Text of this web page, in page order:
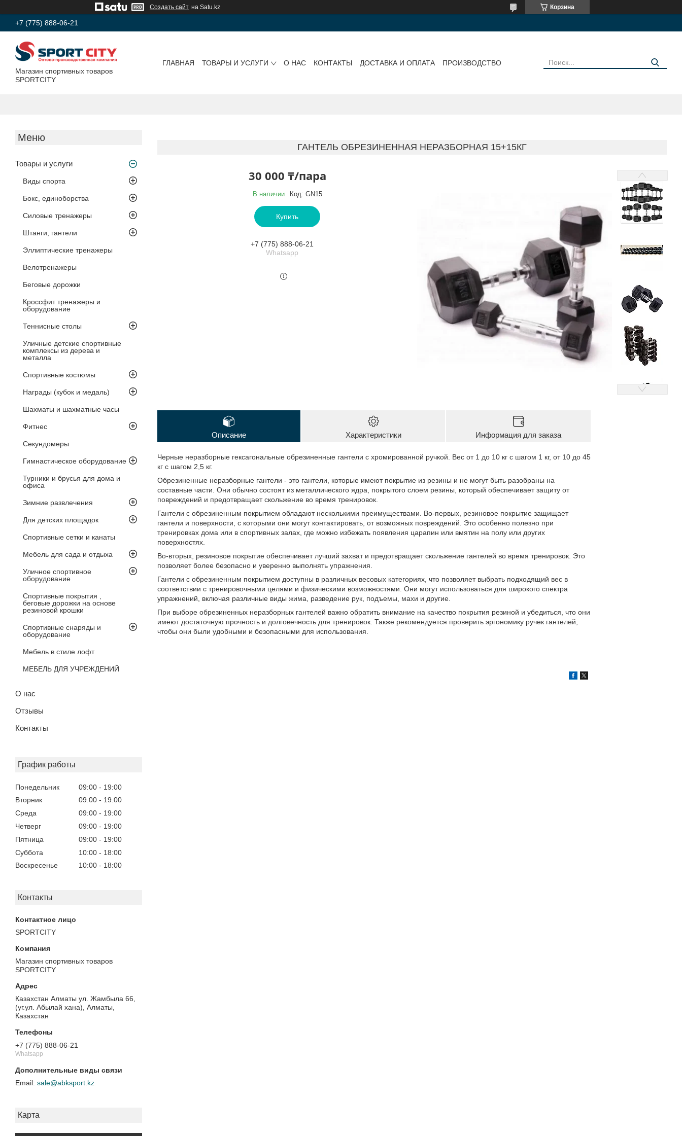
Создать сайт на Satu.kz Корзина
+7 (775) 888-06-21
Магазин спортивных товаров
SPORTCITY
ГЛАВНАЯ ТОВАРЫ И УСЛУГИ О НАС КОНТАКТЫ ДОСТАВКА И ОПЛАТА ПРОИЗВОДСТВО
Товары и услуги
Виды спорта
Бокс, единоборства
Силовые тренажеры
Штанги, гантели
Эллиптические тренажеры
Велотренажеры
Беговые дорожки
Кроссфит тренажеры и
оборудование
Теннисные столы
Уличные детские спортивные
комплексы из дерева и
металла
Спортивные костюмы
Награды (кубок и медаль)
Шахматы и шахматные часы
Фитнес
Секундомеры
Гимнастическое оборудование
Турники и брусья для дома и
офиса
Зимние развлечения
Для детских площадок
Спортивные сетки и канаты
Мебель для сада и отдыха
Уличное спортивное
оборудование
Спортивные покрытия ,
беговые дорожки на основе
резиновой крошки
Спортивные снаряды и
оборудование
Мебель в стиле лофт
МЕБЕЛЬ ДЛЯ УЧРЕЖДЕНИЙ
О нас
Отзывы
Контакты
График работы
Понедельник 09:00
19:00
Вторник
09:00
19:00
Среда
09:00
19:00
Четверг
09:00
19:00
Пятница
09:00
19:00
Суббота
10:00
18:00
Воскресенье
10:00 18:00
Контакты
SPORTCITY
Магазин спортивных товаров
SPORTCITY
Казахстан Алматы ул. Жамбыла 66,
(уг.ул. Абылай хана), Алматы,
Казахстан
+7 (775) 888-06-21
Whatsapp
sale@abksport.kz
Карта
ГАНТЕЛЬ ОБРЕЗИНЕННАЯ НЕРАЗБОРНАЯ 15+15КГ
30 000 ₸/пара
В наличии Код: GN15
Купить
+7 (775) 888-06-21
Whatsapp
Описание Характеристики Информация для заказа
Черные неразборные гексагональные обрезиненные гантели с хромированной ручкой. Вес от 1 до 10 кг с шагом 1 кг, от 10 до 45
кг с шагом 2,5 кг.
Обрезиненные неразборные гантели - это гантели, которые имеют покрытие из резины и не могут быть разобраны на
составные части. Они обычно состоят из металлического ядра, покрытого слоем резины, который обеспечивает защиту от
повреждений и предотвращает скольжение во время тренировок.
Гантели с обрезиненным покрытием обладают несколькими преимуществами. Во-первых, резиновое покрытие защищает
гантели и поверхности, с которыми они могут контактировать, от возможных повреждений. Это особенно полезно при
тренировках дома или в спортивных залах, где можно избежать появления царапин или вмятин на полу или других
поверхностях.
Во-вторых, резиновое покрытие обеспечивает лучший захват и предотвращает скольжение гантелей во время тренировок. Это
позволяет более безопасно и уверенно выполнять упражнения.
Гантели с обрезиненным покрытием доступны в различных весовых категориях, что позволяет выбрать подходящий вес в
соответствии с тренировочными целями и физическими возможностями. Они могут использоваться для широкого спектра
упражнений, включая различные виды жима, разведение рук, подъемы, махи и другие.
При выборе обрезиненных неразборных гантелей важно обратить внимание на качество покрытия резиной и убедиться, что они
имеют достаточную прочность и долговечность для тренировок. Также рекомендуется проверить эргономику ручек гантелей,
чтобы они были удобными и безопасными для использования.